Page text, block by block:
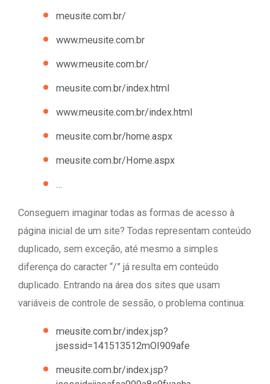
meusite.com.br/
www.meusite.com.br
www.meusite.com.br/
meusite.com.br/index.html
www.meusite.com.br/index.html
meusite.com.br/home.aspx
meusite.com.br/Home.aspx
…
Conseguem imaginar todas as formas de acesso à
página inicial de um site? Todas representam conteúdo
duplicado, sem exceção, até mesmo a simples
diferença do caracter “/” já resulta em conteúdo
duplicado. Entrando na área dos sites que usam
variáveis de controle de sessão, o problema continua:
meusite.com.br/index.jsp?
jsessid=141513512mOI909afe
meusite.com.br/index.jsp?